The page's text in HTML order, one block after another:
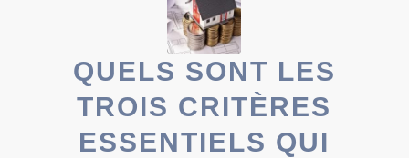
QUELS SONT LES
TROIS CRITÈRES
ESSENTIELS QUI